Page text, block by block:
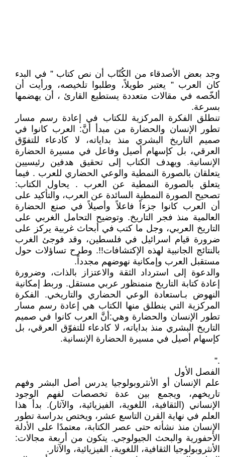
وجد بعض الأصدقاء من الكُتّاب أن نص كتاب ” في البدء
كان العرب ” يعتبر طويلاً، وطلبوا تلخيصه، ورأيت أن
ألخّصه في مقالات متعددة يستطيع القارئ ، أن يهضمها
بسرعة.
تنطلق الفكرة المركزية للكتاب في إعادة رسم مسار
تطور الإنسان والحضارة من مبدأ أنَّ: العرب كانوا في
صميم التاريخ البشري منذ بداياته، لا كادعاء للتفوّق
العرقي، بل كإسهام أصيل وفاعل في مسيرة الحضارة
الإنسانية. ويهدف الكتاب إلى تحقيق هدفين رئيسيين
يتعلقان بالصورة النمطية والوعي الحضاري للعرب . فيما
يتعلق بالصورة النمطية عن العرب . يحاول الكتاب:
تصحيح الصورة النمطية السائدة عن العرب، والتأكيد على
أن العرب كانوا جزءاً فاعلاً وأصيلاً في صنع الحضارة
العالمية منذ فجر التاريخ. وتوضيح التحامل الغربي على
التاريخ العربي، وجل ما كتب في أبحاث غربية يركز على
ضرورة قيام اسرائيل في فلسطين، وقد فوجئ الغرب
بالنتائج الجانبية لهذه الإكتشافات!!. وطرح تساؤلات حول
مستقبل العرب وإمكانية نهوضهم مجدداً.
والدعوة إلى استرداد الثقة والاعتزاز بالذات، وضرورة
إعادة كتابة التاريخ منمنظور عربي مستقل. وربط إمكانية
النهوض بـاستعادة الوعي الحضاري والتاريخي. الفكرة
المركزية التي ينطلق منها الكتاب هي إعادة رسم مسار
تطور الإنسان والحضارة وهي:أنَّ العرب كانوا في صميم
التاريخ البشري منذ بداياته، لا كادعاء للتفوّق العرقي، بل
كإسهام أصيل في مسيرة الحضارة الإنسانية.
.”
الفصل الأول
علم الإنسان أو الأنثروبولوجيا يدرس أصل البشر وفهم
تاريخهم، ويجمع بين عدة تخصصات لفهم الوجود
الإنساني (الثقافية، اللغوية، الفيزيائية، والآثار). بدأ هذا
العلم في نهاية القرن التاسع عشر، ويختص بدراسة تطور
الإنسان منذ نشأته حتى عصر الكتابة، معتمدًا على الأدلة
الأحفورية والبحث الجيولوجي. يتكون من أربعة مجالات:
الأنثروبولوجيا الثقافية، اللغوية، الفيزيائية، والآثار.